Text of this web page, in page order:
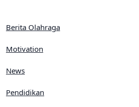
Berita Olahraga
Motivation
News
Pendidikan